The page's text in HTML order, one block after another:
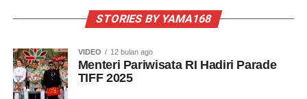
STORIES BY YAMA168
VIDEO 12 bulan ago
Menteri Pariwisata RI Hadiri Parade
TIFF 2025